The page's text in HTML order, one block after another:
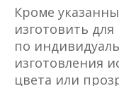
Кроме
изготовить
по
изготовления
цвета или